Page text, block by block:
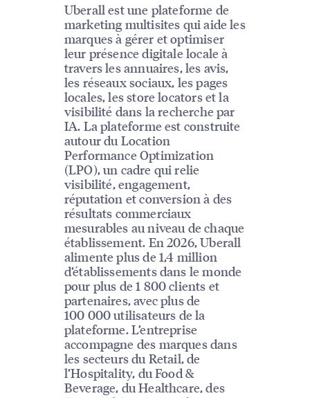
Uberall est une plateforme de
marketing multisites qui aide les
marques à gérer et optimiser
leur présence digitale locale à
travers les annuaires, les avis,
les réseaux sociaux, les pages
locales, les store locators et la
visibilité dans la recherche par
IA. La plateforme est construite
autour du Location
Performance Optimization
(LPO), un cadre qui relie
visibilité, engagement,
réputation et conversion à des
résultats commerciaux
mesurables au niveau de chaque
établissement. En 2026, Uberall
alimente plus de 1,4 million
d’établissements dans le monde
pour plus de 1 800 clients et
partenaires, avec plus de
100 000 utilisateurs de la
plateforme. L’entreprise
accompagne des marques dans
les secteurs du Retail, de
l’Hospitality, du Food &
Beverage, du Healthcare, des